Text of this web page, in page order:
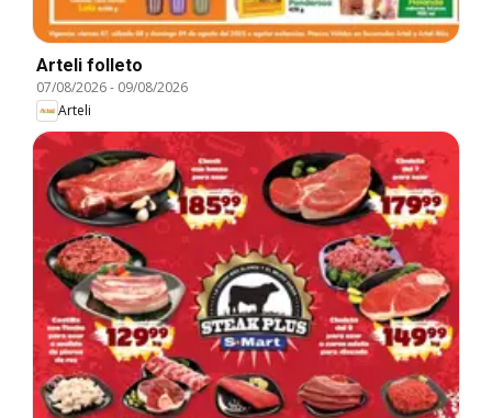
Arteli folleto
07/08/2026- 09/08/2026
Arteli